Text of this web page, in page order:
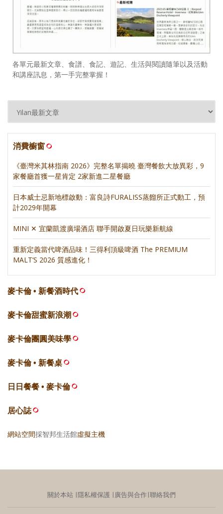
各單元最新文章、食譜、食記、遊記、生活與閱讀隨筆以及活動
和講座訊息，第一手完整掌握！
消費櫥窗
《臺灣米其林指南 2026》完整名單揭曉 臺灣餐飲大放異彩，9
家餐廳首獲一星肯定 2家新進二星餐廳
日本威士忌新地標啟動：富良詩FURALISS蒸餾所正式動工，預
計2029年開幕
MINI ✕ 宜蘭凱渡廣場酒店 聯手開啟夏日玩樂新航線
重新定義當代啤酒品味！三得利頂級啤酒 The PREMIUM
MALT’S 2026 質感進化！
麥卡倫 • 新餐酒時代
麥卡倫甜蜜新浪潮
麥卡倫團圓美味學
麥卡倫 • 新餐桌
日日餐餐 • 麥卡倫
居心誌
網站空間採智邦生活館虛擬主機
關於本站 ∣隱私權保護 ∣ 廣告與合作∣聯絡我們